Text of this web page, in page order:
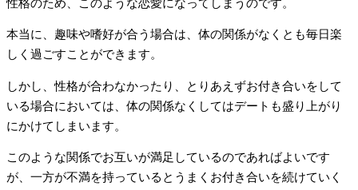
性格のため、このような恋愛になってしまうのです。
本当に、趣味や嗜好が合う場合は、体の関係がなくとも毎日楽
しく過ごすことができます。
しかし、性格が合わなかったり、とりあえずお付き合いをして
いる場合においては、体の関係なくしてはデートも盛り上がり
にかけてしまいます。
このような関係でお互いが満足しているのであればよいです
が、一方が不満を持っているとうまくお付き合いを続けていく